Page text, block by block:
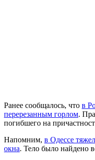
Ранее сообщалось, что в
перерезанным горлом.
погибшего на
Напомним, в Одессе
окна. Тело было найдено